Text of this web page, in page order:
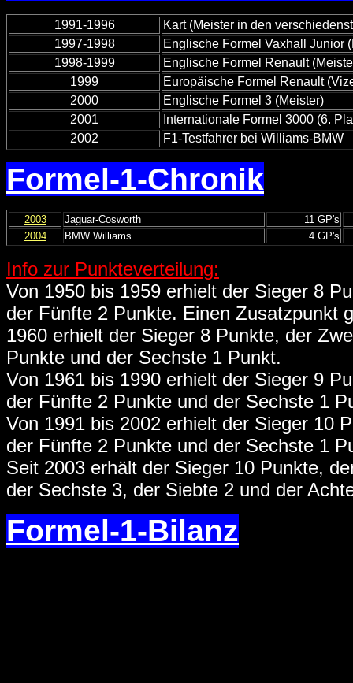
1991-1996
Kart (Meister in den
1997-1998
Englische Formel Vaxhall Junior
1998-1999
Englische Formel Renault
1999
Europäische Formel Renault
2000
Englische Formel 3 (Meister)
2001
Internationale Formel 3000 (6.
2002
F1-Testfahrer bei Williams-BMW
Formel-1-Chronik
2003 Jaguar-Cosworth
11 GP's
2004
BMW Williams 4 GP's
Info zur Punkteverteilung:
Von 1950 bis 1959 erhielt der Sieger 8
der Fünfte 2 Punkte. Einen Zusatzpunkt
1960 erhielt der Sieger 8 Punkte, der
Punkte und der Sechste 1 Punkt.
Von 1961 bis 1990 erhielt der Sieger 9
der Fünfte 2 Punkte und der Sechste 1
Von 1991 bis 2002 erhielt der Sieger 10
der Fünfte 2 Punkte und der Sechste 1
Seit 2003 erhält der Sieger 10 Punkte,
der Sechste 3, der Siebte 2 und der
Formel-1-Bilanz